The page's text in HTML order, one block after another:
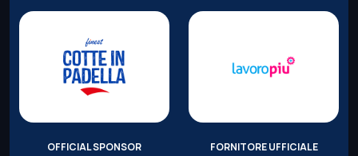
OFFICIAL SPONSOR FORNITORE UFFICIALE